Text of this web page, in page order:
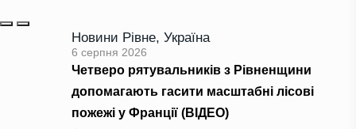
Новини Рівне, Україна
6 серпня 2026
Четверо рятувальників з Рівненщини
допомагають гасити масштабні лісові
пожежі у Франції (ВІДЕО)